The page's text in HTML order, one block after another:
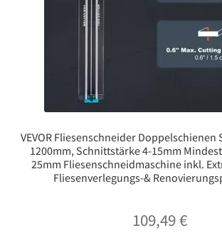
VEVOR Fliesenschneider Doppelschienen
1200mm, Schnittstärke 4-15mm
25mm Fliesenschneidmaschine inkl.
Fliesenverlegungs-&
109,49€